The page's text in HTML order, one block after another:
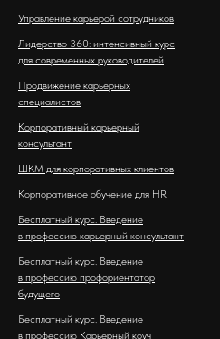
Управление карьерой сотрудников
Лидерство 360: интенсивный курс
для современных руководителей
Продвижение карьерных
специалистов
Корпоративный карьерный
консультант
ШКМ для корпоративных клиентов
Корпоративное обучение для HR
Бесплатный курс. Введение
в профессию карьерный консультант
Бесплатный курс. Введение
в профессию профориентатор
будущего
Бесплатный курс. Введение
в профессию Карьерный коуч